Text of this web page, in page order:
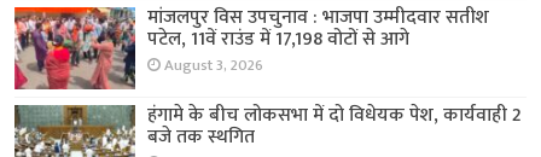
मांजलपुर विस उपचुनाव : भाजपा उम्मीदवार सतीश
पटेल, 11वें राउंड में 17,198 वोटों से आगे
August 3, 2026
हंगामे के बीच लोकसभा में दो विधेयक पेश, कार्यवाही 2
बजे तक स्थगित